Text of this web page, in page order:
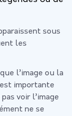
sous
les
l’image ou la
importante
voir l’image
ne se